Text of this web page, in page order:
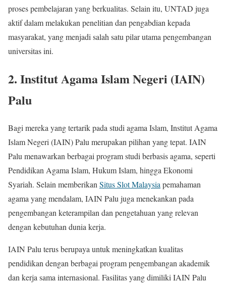
proses pembelajaran yang berkualitas. Selain itu, UNTAD juga
aktif dalam melakukan penelitian dan pengabdian kepada
masyarakat, yang menjadi salah satu pilar utama pengembangan
universitas ini.
2. Institut Agama Islam Negeri (IAIN)
Palu
Bagi mereka yang tertarik pada studi agama Islam, Institut Agama
Islam Negeri (IAIN) Palu merupakan pilihan yang tepat. IAIN
Palu menawarkan berbagai program studi berbasis agama, seperti
Pendidikan Agama Islam, Hukum Islam, hingga Ekonomi
Syariah. Selain memberikan Situs Slot Malaysia pemahaman
agama yang mendalam, IAIN Palu juga menekankan pada
pengembangan keterampilan dan pengetahuan yang relevan
dengan kebutuhan dunia kerja.
IAIN Palu terus berupaya untuk meningkatkan kualitas
pendidikan dengan berbagai program pengembangan akademik
dan kerja sama internasional. Fasilitas yang dimiliki IAIN Palu